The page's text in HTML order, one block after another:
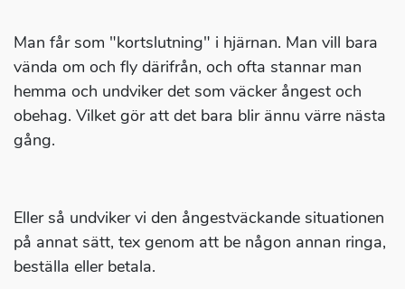
Man får som "kortslutning" i hjärnan. Man vill bara
vända om och fly därifrån, och ofta stannar man
hemma och undviker det som väcker ångest och
obehag. Vilket gör att det bara blir ännu värre nästa
gång.
Eller så undviker vi den ångestväckande situationen
på annat sätt, tex genom att be någon annan ringa,
beställa eller betala.